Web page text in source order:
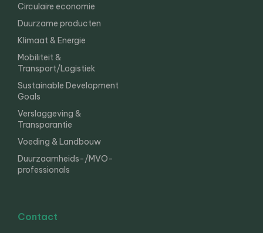
Circulaire economie
Duurzame producten
Klimaat & Energie
Mobiliteit &
Transport/Logistiek
Sustainable Development
Goals
Verslaggeving &
Transparantie
Voeding & Landbouw
Duurzaamheids-/MVO-
professionals
Contact